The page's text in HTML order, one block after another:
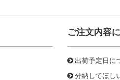
ご注文内容
出荷予定日に
分納してほし